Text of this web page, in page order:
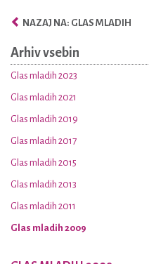
NAZAJ NA: GLAS MLADIH
Arhiv vsebin
Glas mladih 2023
Glas mladih 2021
Glas mladih 2019
Glas mladih 2017
Glas mladih 2015
Glas mladih 2013
Glas mladih 2011
Glas mladih 2009